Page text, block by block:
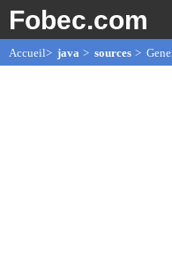
Fobec.com
Accueil> java > sources >